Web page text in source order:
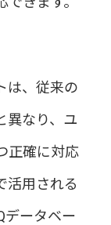
は、従来の
異なり、ユ
正確に対応
活用される
データベー